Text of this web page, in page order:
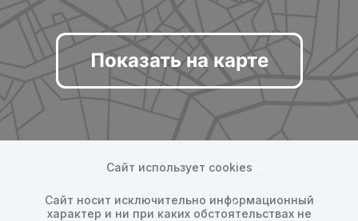
Показать на карте
Сайт использует cookies
Сайт носит исключительно информационный
характер и ни при каких обстоятельствах не